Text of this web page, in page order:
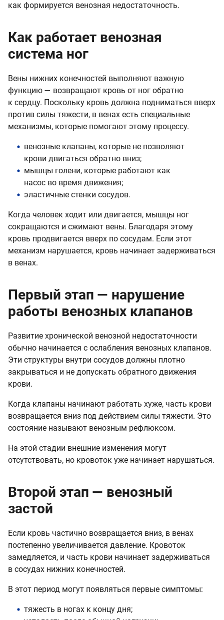
как формируется венозная недостаточность.
Как работает венозная
система ног
Вены нижних конечностей выполняют важную
функцию — возвращают кровь от ног обратно
к сердцу. Поскольку кровь должна подниматься вверх
против силы тяжести, в венах есть специальные
механизмы, которые помогают этому процессу.
венозные клапаны, которые не позволяют
крови двигаться обратно вниз;
мышцы голени, которые работают как
насос во время движения;
эластичные стенки сосудов.
Когда человек ходит или двигается, мышцы ног
сокращаются и сжимают вены. Благодаря этому
кровь продвигается вверх по сосудам. Если этот
механизм нарушается, кровь начинает задерживаться
в венах.
Первый этап — нарушение
работы венозных клапанов
Развитие хронической венозной недостаточности
обычно начинается с ослабления венозных клапанов.
Эти структуры внутри сосудов должны плотно
закрываться и не допускать обратного движения
крови.
Когда клапаны начинают работать хуже, часть крови
возвращается вниз под действием силы тяжести. Это
состояние называют венозным рефлюксом.
На этой стадии внешние изменения могут
отсутствовать, но кровоток уже начинает нарушаться.
Второй этап — венозный
застой
Если кровь частично возвращается вниз, в венах
постепенно увеличивается давление. Кровоток
замедляется, и часть крови начинает задерживаться
в сосудах нижних конечностей.
В этот период могут появляться первые симптомы:
тяжесть в ногах к концу дня;